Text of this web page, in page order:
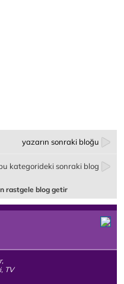
yazarın sonraki bloğu
kategorideki sonraki blog
rastgele blog getir
TV